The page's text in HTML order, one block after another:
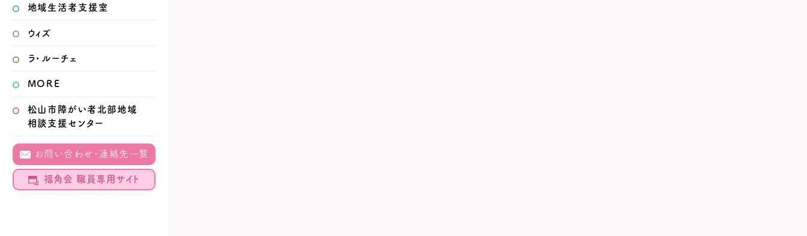
地域生活者 支援室
ウィズ
ラ・ルーチェ
MORE
松山市障がい者北部地域
相談支援センター
お問い合わせ・連絡先一覧
福角会 職員専用サイト